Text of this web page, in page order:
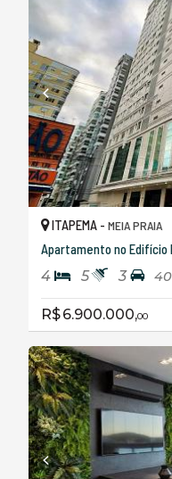
ITAPEMA - MEIA PRAIA
Apartamento no Edifício
4 5 3
R$ 6.900.000,00